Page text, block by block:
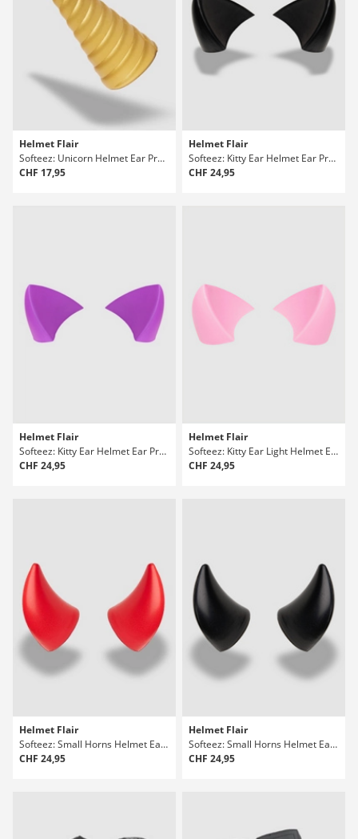
Helmet Flair
Softeez: Unicorn Helmet Ear Protektoren Set
CHF 17,95
Helmet Flair
Softeez: Kitty Ear Helmet Ear Protektoren Set
CHF 24,95
Helmet Flair
Softeez: Kitty Ear Helmet Ear Protektoren Set
CHF 24,95
Helmet Flair
Softeez: Kitty Ear Light Helmet Ear Protektoren Set
CHF 24,95
Helmet Flair
Softeez: Small Horns Helmet Ear Protektoren Set
CHF 24,95
Helmet Flair
Softeez: Small Horns Helmet Ear Protektoren Set
CHF 24,95